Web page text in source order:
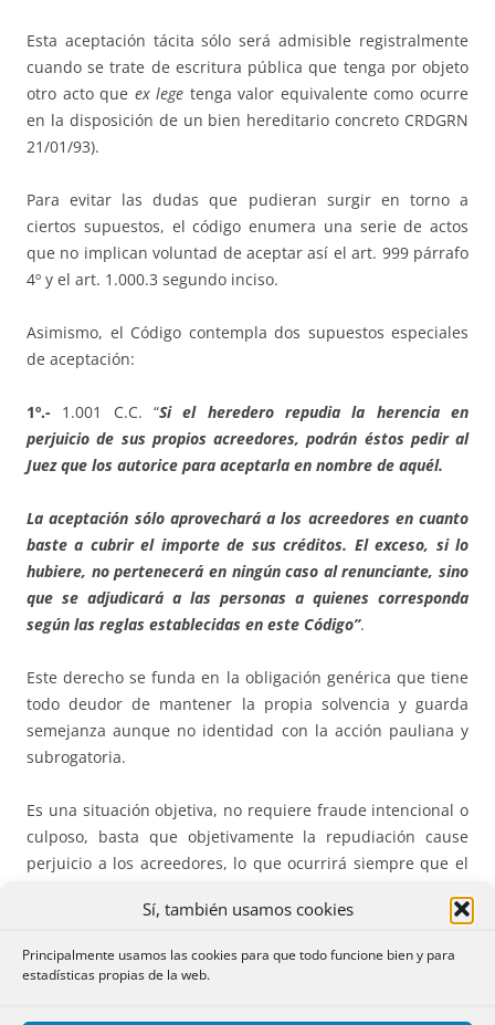
Sí, también usamos cookies
Principalmente usamos las cookies para que todo funcione bien y para
estadísticas propias de la web.
Esta aceptación tácita sólo será admisible registralmente
cuando se trate de escritura pública que tenga por objeto
otro acto que ex lege tenga valor equivalente como ocurre
en la disposición de un bien hereditario concreto CRDGRN
21/01/93).
Para evitar las dudas que pudieran surgir en torno a
ciertos supuestos, el código enumera una serie de actos
que no implican voluntad de aceptar así el art. 999 párrafo
4º y el art. 1.000.3 segundo inciso.
Asimismo, el Código contempla dos supuestos especiales
de aceptación:
1º.- 1.001 C.C. “Si el heredero repudia la herencia en
perjuicio de sus propios acreedores, podrán éstos pedir al
Juez que los autorice para aceptarla en nombre de aquél.
La aceptación sólo aprovechará a los acreedores en cuanto
baste a cubrir el importe de sus créditos. El exceso, si lo
hubiere, no pertenecerá en ningún caso al renunciante, sino
que se adjudicará a las personas a quienes corresponda
según las reglas establecidas en este Código”.
Este derecho se funda en la obligación genérica que tiene
todo deudor de mantener la propia solvencia y guarda
semejanza aunque no identidad con la acción pauliana y
subrogatoria.
Es una situación objetiva, no requiere fraude intencional o
culposo, basta que objetivamente la repudiación cause
perjuicio a los acreedores, lo que ocurrirá siempre que el
para el pago de sus créditos y que el incremento